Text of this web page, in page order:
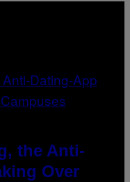
the Anti-
Over